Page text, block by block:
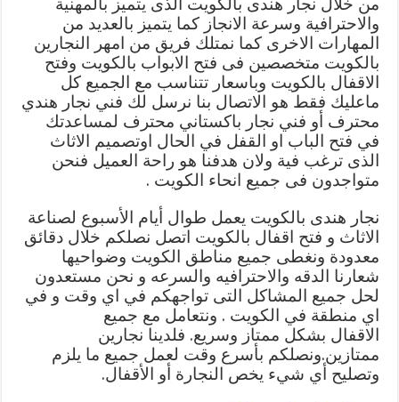
من خلال نجار هندى بالكويت الذى يتميز بالمهنية
والاحترافية وسرعة الانجاز كما يتميز بالعديد من
المهارات الاخرى كما نمتلك فريق من امهر النجارين
بالكويت متخصصين فى فتح الابواب بالكويت وفتح
الاقفال بالكويت وباسعار تتناسب مع الجميع كل
ماعليك فقط هو الاتصال بنا نرسل لك فني نجار هندي
محترف أو فني نجار باكستاني محترف لمساعدتك
في فتح الباب او القفل في الحال اوتصميم الاثاث
الذى ترغب فية ولان هدفنا هو راحة العميل فنحن
متواجدون فى جميع انحاء الكويت .
نجار هندى بالكويت يعمل طوال أيام الأسبوع لصناعة
الاثاث و فتح اقفال بالكويت اتصل نصلكم خلال دقائق
معدودة ونغطى جميع مناطق الكويت وضواحيها
شعارنا الدقه والاحترافيه والسرعه و نحن مستعدون
لحل جميع المشاكل التى تواجهكم في اي وقت و في
اي منطقة في الكويت . ونتعامل مع جميع
الاقفال بشكل ممتاز وسريع. فلدينا نجارين
ممتازين.ونصلكم بأسرع وقت لعمل جميع ما يلزم
وتصليح أي شيء يخص النجارة أو الأقفال.